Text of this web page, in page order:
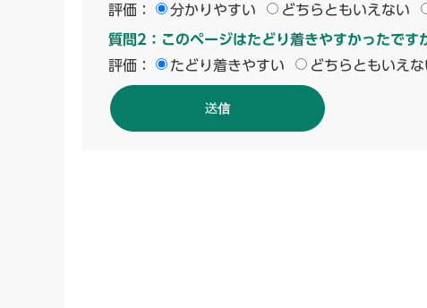
評価：
分かりやすい どちらともいえない
質問2：このページはたどり着きやすかったです
評価：
たどり着きやすい どちらともいえな